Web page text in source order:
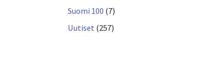
Suomi 100 (7)
Uutiset (257)